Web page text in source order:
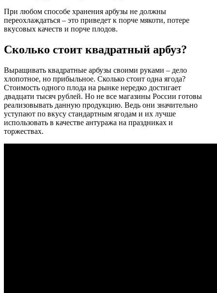
При любом способе хранения арбузы не должны
переохлаждаться – это приведет к порче мякоти, потере
вкусовых качеств и порче плодов.
Сколько стоит квадратный арбуз?
Выращивать квадратные арбузы своими руками – дело
хлопотное, но прибыльное. Сколько стоит одна ягода?
Стоимость одного плода на рынке нередко достигает
двадцати тысяч рублей. Но не все магазины России готовы
реализовывать данную продукцию. Ведь они значительно
уступают по вкусу стандартным ягодам и их лучше
использовать в качестве антуража на праздниках и
торжествах.